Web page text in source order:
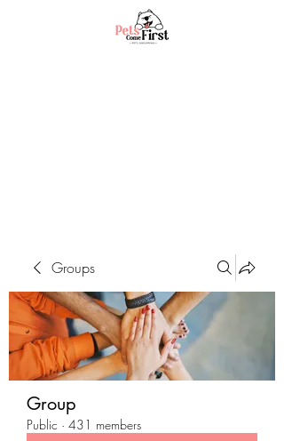
Groups
Group
Public · 431 members